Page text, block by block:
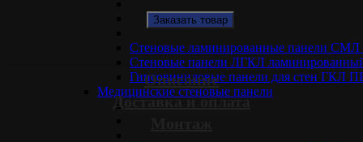
Стеновые ламинированные панели
Стеновые панели ЛГКЛ
Гипсовиниловые панели для стен ГКЛ
Медицинские стеновые панели
Заказать товар
Описание
Доставка и оплата